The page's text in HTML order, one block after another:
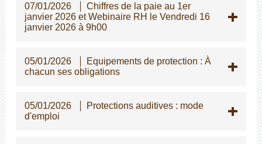
07/01/2026
Chiffres de la paie au 1er
janvier 2026 et Webinaire RH le Vendredi 16
janvier 2026 à 9h00
05/01/2026
Equipements de protection : À
chacun ses obligations
05/01/2026
Protections auditives : mode
d'emploi